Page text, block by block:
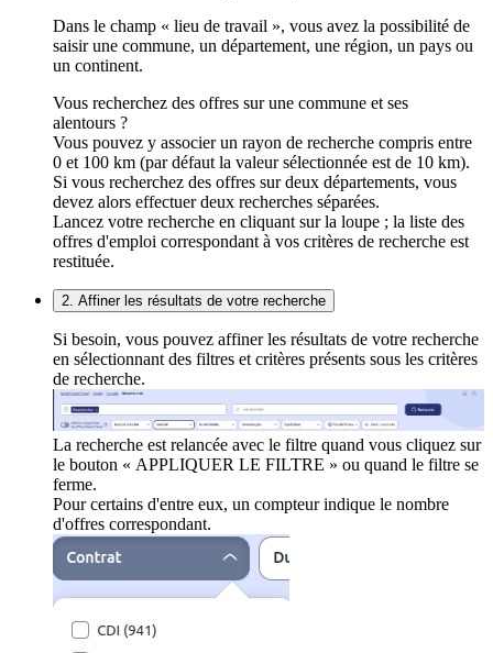
Dans le champ « lieu de travail », vous avez la possibilité de
saisir une commune, un département, une région, un pays ou
un continent.
Vous recherchez des offres sur une commune et ses
alentours ?
Vous pouvez y associer un rayon de recherche compris entre
0 et 100 km (par défaut la valeur sélectionnée est de 10 km).
Si vous recherchez des offres sur deux départements, vous
devez alors effectuer deux recherches séparées.
Lancez votre recherche en cliquant sur la loupe ; la liste des
offres d'emploi correspondant à vos critères de recherche est
restituée.
2. Affiner les résultats de votre recherche
Si besoin, vous pouvez affiner les résultats de votre recherche
en sélectionnant des filtres et critères présents sous les critères
de recherche.
La recherche est relancée avec le filtre quand vous cliquez sur
le bouton « APPLIQUER LE FILTRE » ou quand le filtre se
ferme.
Pour certains d'entre eux, un compteur indique le nombre
d'offres correspondant.